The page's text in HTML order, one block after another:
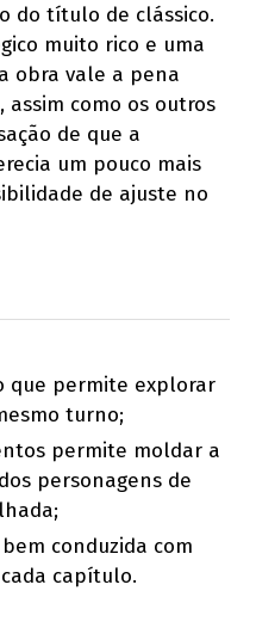
do título de clássico.
muito rico e uma
obra vale a pena
assim como os outros
de que a
um pouco mais
de ajuste no
que permite explorar
turno;
permite moldar a
personagens de
conduzida com
capítulo.